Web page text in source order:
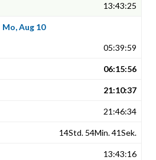
13:43:25
Mo, Aug 10
05:39:59
06:15:56
21:10:37
21:46:34
14Std. 54Min. 41Sek.
13:43:16